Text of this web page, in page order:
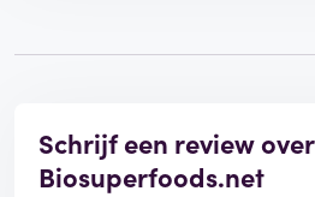
Schrijf een review over
Biosuperfoods.net